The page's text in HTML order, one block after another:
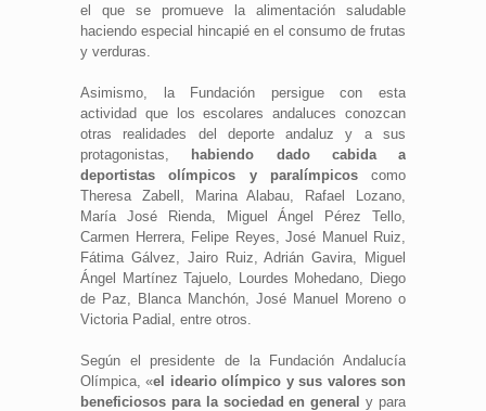
el que se promueve la alimentación saludable
haciendo especial hincapié en el consumo de frutas
y verduras.
Asimismo, la Fundación persigue con esta
actividad que los escolares andaluces conozcan
otras realidades del deporte andaluz y a sus
protagonistas,
habiendo dado cabida a
deportistas olímpicos y paralímpicoscomo
Theresa Zabell, Marina Alabau, Rafael Lozano,
María José Rienda, Miguel Ángel Pérez Tello,
Carmen Herrera, Felipe Reyes, José Manuel Ruiz,
Fátima Gálvez, Jairo Ruiz, Adrián Gavira, Miguel
Ángel Martínez Tajuelo, Lourdes Mohedano, Diego
de Paz, Blanca Manchón, José Manuel Moreno o
Victoria Padial, entre otros.
Según el presidente de la Fundación Andalucía
Olímpica, «el ideario olímpico y sus valores son
beneficiosos para la sociedad en general y para